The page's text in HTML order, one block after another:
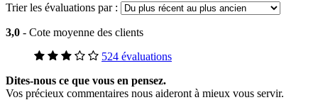
Trier les évaluations par :
3,0 - Cote moyenne des clients
524 évaluations
Dites-nous ce que vous en pensez.
Vos précieux commentaires nous aideront à mieux vous servir.